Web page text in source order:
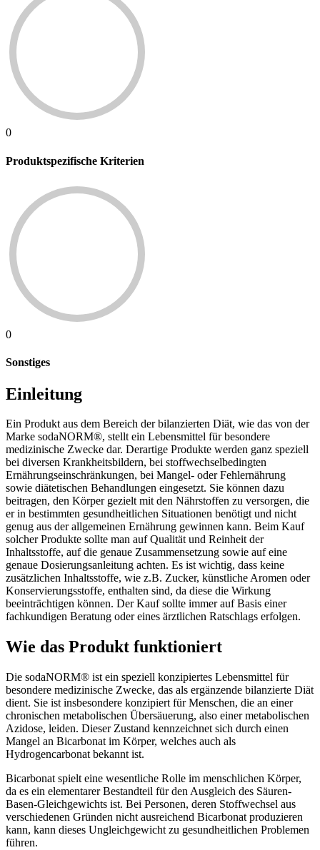
0
Produktspezifische Kriterien
0
Sonstiges
Einleitung
Ein Produkt aus dem Bereich der bilanzierten Diät, wie das von der
Marke sodaNORM®, stellt ein Lebensmittel für besondere
medizinische Zwecke dar. Derartige Produkte werden ganz speziell
bei diversen Krankheitsbildern, bei stoffwechselbedingten
Ernährungseinschränkungen, bei Mangel- oder Fehlernährung
sowie diätetischen Behandlungen eingesetzt. Sie können dazu
beitragen, den Körper gezielt mit den Nährstoffen zu versorgen, die
er in bestimmten gesundheitlichen Situationen benötigt und nicht
genug aus der allgemeinen Ernährung gewinnen kann. Beim Kauf
solcher Produkte sollte man auf Qualität und Reinheit der
Inhaltsstoffe, auf die genaue Zusammensetzung sowie auf eine
genaue Dosierungsanleitung achten. Es ist wichtig, dass keine
zusätzlichen Inhaltsstoffe, wie z.B. Zucker, künstliche Aromen oder
Konservierungsstoffe, enthalten sind, da diese die Wirkung
beeinträchtigen können. Der Kauf sollte immer auf Basis einer
fachkundigen Beratung oder eines ärztlichen Ratschlags erfolgen.
Wie das Produkt funktioniert
Die sodaNORM® ist ein speziell konzipiertes Lebensmittel für
besondere medizinische Zwecke, das als ergänzende bilanzierte Diät
dient. Sie ist insbesondere konzipiert für Menschen, die an einer
chronischen metabolischen Übersäuerung, also einer metabolischen
Azidose, leiden. Dieser Zustand kennzeichnet sich durch einen
Mangel an Bicarbonat im Körper, welches auch als
Hydrogencarbonat bekannt ist.
Bicarbonat spielt eine wesentliche Rolle im menschlichen Körper,
da es ein elementarer Bestandteil für den Ausgleich des Säuren-
Basen-Gleichgewichts ist. Bei Personen, deren Stoffwechsel aus
verschiedenen Gründen nicht ausreichend Bicarbonat produzieren
kann, kann dieses Ungleichgewicht zu gesundheitlichen Problemen
führen.